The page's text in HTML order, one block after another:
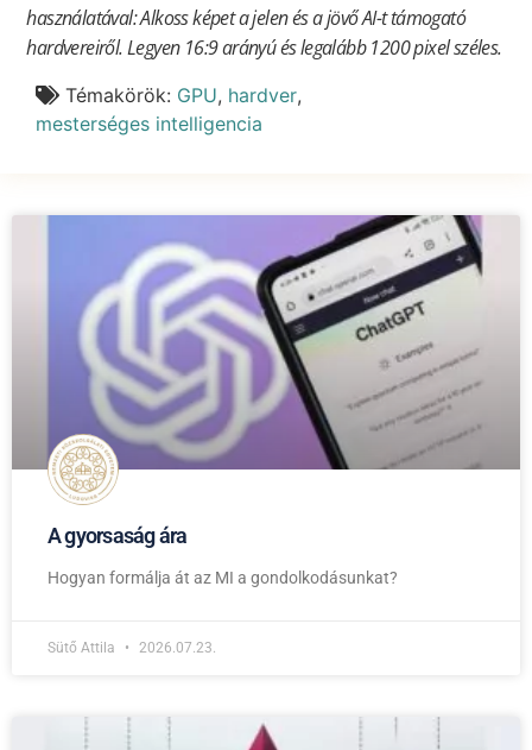
A gyorsaság ára
Hogyan formálja át az MI a gondolkodásunkat?
Sütő Attila 2026.07.23.
használatával: Alkoss képet a jelen és a jövő AI-t támogató
hardvereiről. Legyen 16:9 arányú és legalább 1200 pixel széles.
Témakörök: GPU, hardver,
mesterséges intelligencia